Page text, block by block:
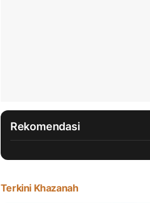
Rekomendasi
Terkini Khazanah